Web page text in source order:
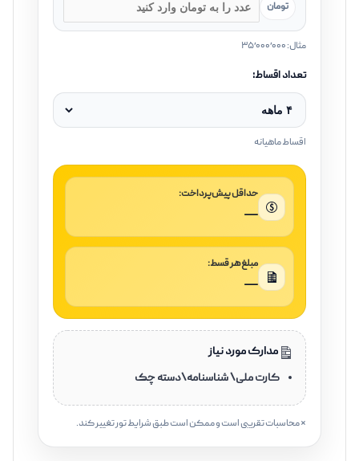
تعداد اقساط:
اقساط ماهیانه
حداقل پیش‌پرداخت:
—
مبلغ هر قسط:
—
مدارک مورد نیاز
کارت ملی\ شناسنامه\دسته چک
* محاسبات تقریبی است و ممکن است طبق شرایط تور تغییر کند.